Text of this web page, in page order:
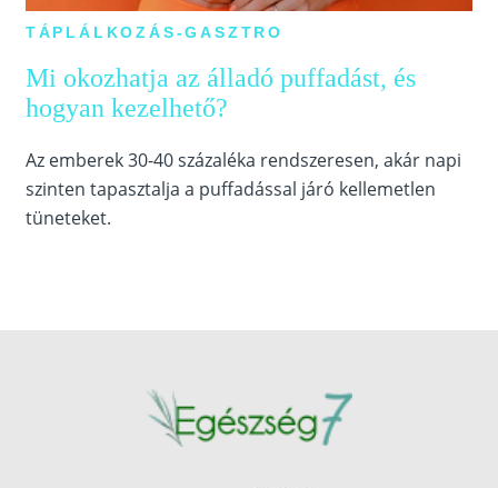
TÁPLÁLKOZÁS-GASZTRO
Mi okozhatja az álladó puffadást, és
hogyan kezelhető?
Az emberek 30-40 százaléka rendszeresen, akár napi
szinten tapasztalja a puffadással járó kellemetlen
tüneteket.